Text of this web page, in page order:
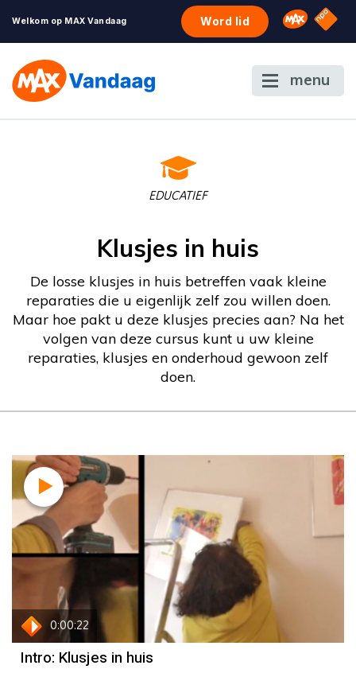
Welkom op MAX Vandaag Word lid Omroep
NPO
menu
EDUCATIEF
Klusjes in huis
De losse klusjes in huis betreffen vaak kleine
reparaties die u eigenlijk zelf zou willen doen.
Maar hoe pakt u deze klusjes precies aan? Na het
volgen van deze cursus kunt u uw kleine
reparaties, klusjes en onderhoud gewoon zelf
doen.
0:00:22
Intro: Klusjes in huis